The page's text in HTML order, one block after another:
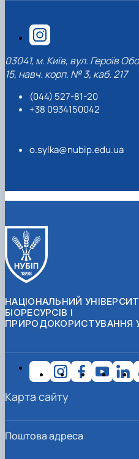
03041, м. Київ, вул. Героїв
15, навч. корп. № 3, каб. 217
(044) 527-81-20
+38 0934150042
o.sylka@nubip.edu.ua
НАЦІОНАЛЬНИЙ
БІОРЕСУРСІВ І
ПРИРОДОКОРИСТУВАННЯ
Поштова адреса
Карта сайту